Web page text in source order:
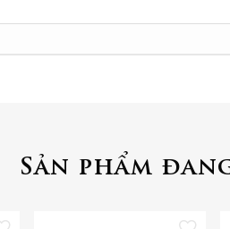
Sản phẩm
Thêm vào danh sách yêu thích Thêm vào danh